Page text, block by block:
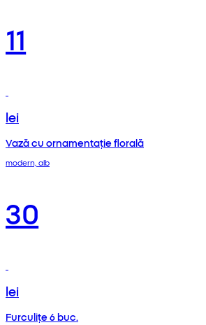
11
lei
Vază cu ornamentație florală
modern, alb
30
lei
Furculițe 6 buc.